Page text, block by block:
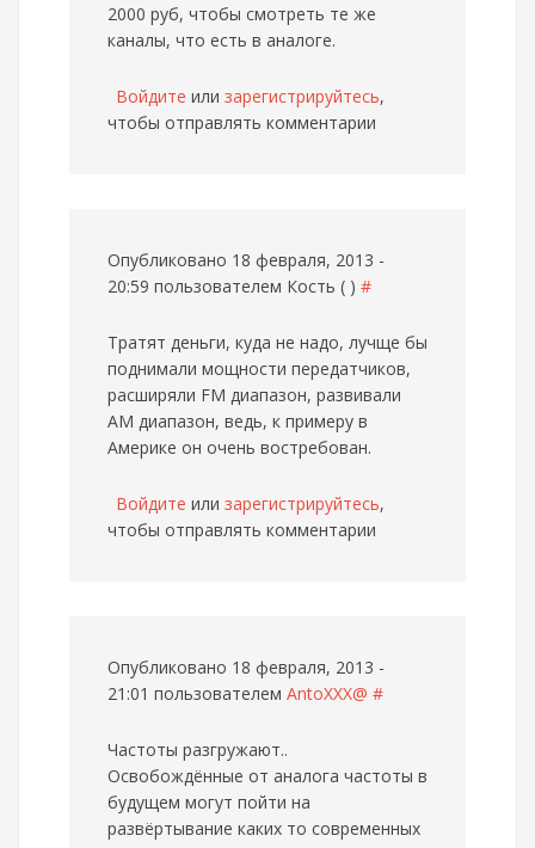
2000 руб, чтобы смотреть те же
каналы, что есть в аналоге.
Войдите или зарегистрируйтесь,
чтобы отправлять комментарии
Опубликовано 18 февраля, 2013 -
20:59 пользователем Кость ( ) #
Тратят деньги, куда не надо, лучще бы
поднимали мощности передатчиков,
расширяли FM диапазон, развивали
АМ диапазон, ведь, к примеру в
Америке он очень востребован.
Войдите или зарегистрируйтесь,
чтобы отправлять комментарии
Опубликовано 18 февраля, 2013 -
21:01 пользователем AntoXXX@ #
Частоты разгружают..
Освобождённые от аналога частоты в
будущем могут пойти на
развёртывание каких то современных